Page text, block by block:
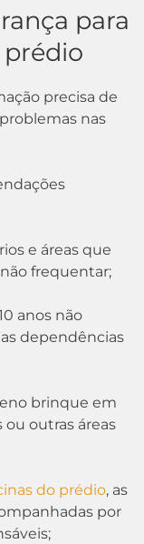
para
prédio
precisa de
nas
e áreas que
frequentar;
anos não
dependências
brinque em
ou outras áreas
do prédio, as
por